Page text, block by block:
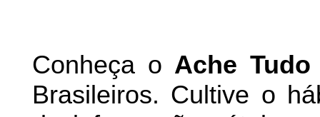
Conheça o Ache
Brasileiros. Cultive o